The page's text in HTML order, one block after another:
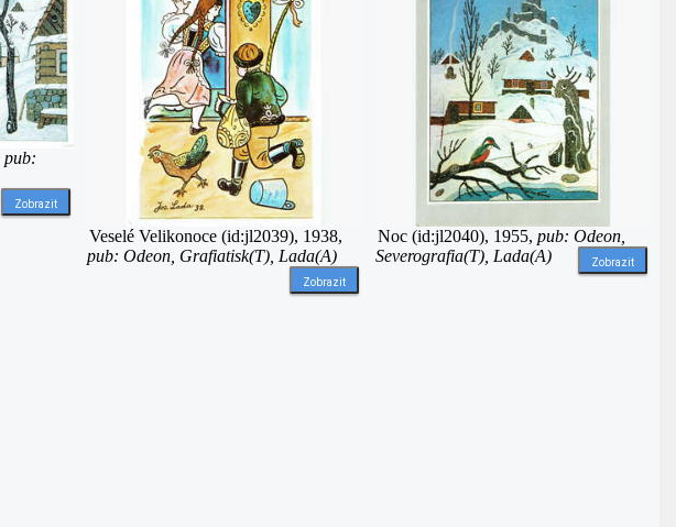
pub:
Zobrazit
Veselé Velikonoce (id:jl2039), 1938,
pub: Odeon, Grafiatisk(T), Lada(A)
Zobrazit
Noc (id:jl2040), 1955, pub: Odeon,
Severografia(T), Lada(A)
Zobrazit